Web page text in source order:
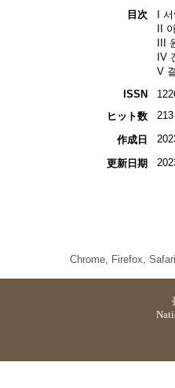
目次
I
II
III
IV
V
ISSN
ヒット数
213
作成日
更新日期
Chrome, Firefox,